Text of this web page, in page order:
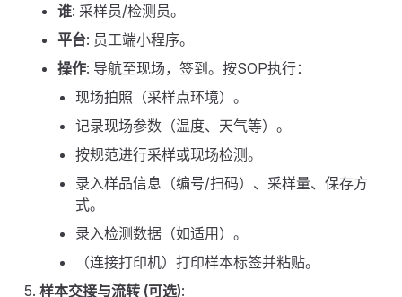
谁: 采样员/检测员。
平台: 员工端小程序。
操作: 导航至现场，签到。按SOP执行：
现场拍照（采样点环境）。
记录现场参数（温度、天气等）。
按规范进行采样或现场检测。
录入样品信息（编号/扫码）、采样量、保存方
式。
录入检测数据（如适用）。
（连接打印机）打印样本标签并粘贴。
样本交接与流转 (可选):